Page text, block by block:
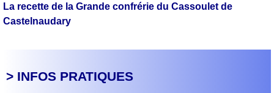
La recette de la Grande confrérie du Cassoulet de
Castelnaudary
> INFOS PRATIQUES